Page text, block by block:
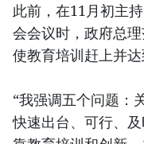
此前，在11月初主
会会议时，政府总
使教育培训赶上并达
“我强调五个问题：
快速出台、可行、